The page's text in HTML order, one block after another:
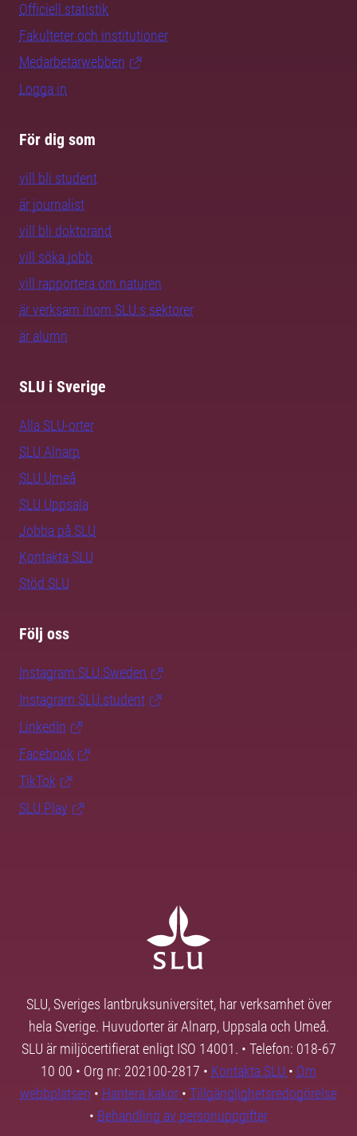
Officiell statistik
Fakulteter och institutioner
Medarbetarwebben
Logga in
För dig som
vill bli student
är journalist
vill bli doktorand
vill söka jobb
vill rapportera om naturen
är verksam inom SLU:s sektorer
är alumn
SLU i Sverige
Alla SLU-orter
SLU Alnarp
SLU Umeå
SLU Uppsala
Jobba på SLU
Kontakta SLU
Stöd SLU
Följ oss
Instagram SLU.Sweden
Instagram SLU.student
LinkedIn
Facebook
TikTok
SLU Play
SLU, Sveriges lantbruksuniversitet, har verksamhet över
hela Sverige. Huvudorter är Alnarp, Uppsala och Umeå.
SLU är miljöcertifierat enligt ISO 14001. • Telefon: 018-67
10 00 • Org nr: 202100-2817 • Kontakta SLU • Om
webbplatsen • Hantera kakor • Tillgänglighetsredogörelse
• Behandling av personuppgifter